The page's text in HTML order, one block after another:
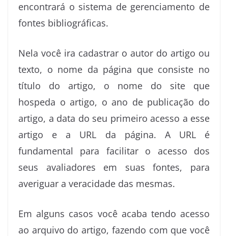
encontrará o sistema de gerenciamento de
fontes bibliográficas.
Nela você ira cadastrar o autor do artigo ou
texto, o nome da página que consiste no
título do artigo, o nome do site que
hospeda o artigo, o ano de publicação do
artigo, a data do seu primeiro acesso a esse
artigo e a URL da página. A URL é
fundamental para facilitar o acesso dos
seus avaliadores em suas fontes, para
averiguar a veracidade das mesmas.
Em alguns casos você acaba tendo acesso
ao arquivo do artigo, fazendo com que você